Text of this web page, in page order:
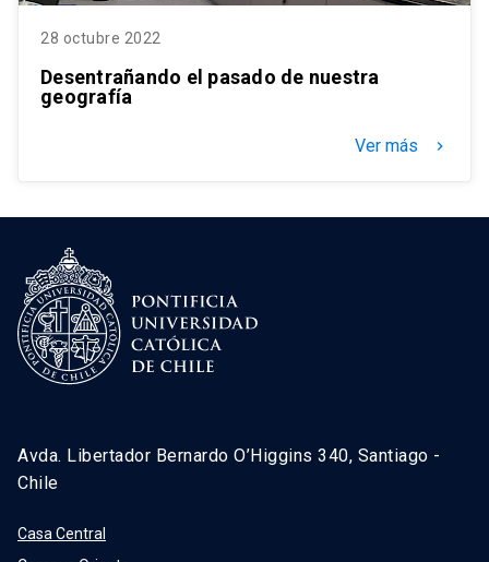
28 octubre 2022
Desentrañando el pasado de nuestra
geografía
Ver más keyboard_arrow_right
Avda. Libertador Bernardo O’Higgins 340, Santiago -
Chile
Casa Central